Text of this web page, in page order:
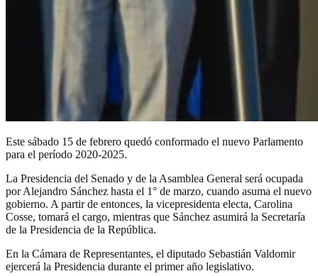
Este sábado 15 de febrero quedó conformado el nuevo Parlamento
para el período 2020-2025.
La Presidencia del Senado y de la Asamblea General será ocupada
por Alejandro Sánchez hasta el 1° de marzo, cuando asuma el nuevo
gobierno. A partir de entonces, la vicepresidenta electa, Carolina
Cosse, tomará el cargo, mientras que Sánchez asumirá la Secretaría
de la Presidencia de la República.
En la Cámara de Representantes, el diputado Sebastián Valdomir
ejercerá la Presidencia durante el primer año legislativo.